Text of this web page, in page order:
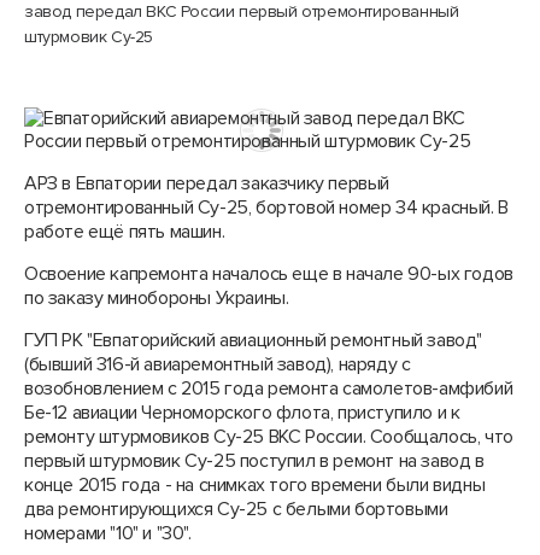
завод передал ВКС России первый отремонтированный
штурмовик Су-25
АРЗ в Евпатории передал заказчику первый
отремонтированный Су-25, бортовой номер 34 красный. В
работе ещё пять машин.
Освоение капремонта началось еще в начале 90-ых годов
по заказу минобороны Украины.
ГУП РК "Евпаторийский авиационный ремонтный завод"
(бывший 316-й авиаремонтный завод), наряду с
возобновлением с 2015 года ремонта самолетов-амфибий
Бе-12 авиации Черноморского флота, приступило и к
ремонту штурмовиков Су-25 ВКС России. Сообщалось, что
первый штурмовик Су-25 поступил в ремонт на завод в
конце 2015 года - на снимках того времени были видны
два ремонтирующихся Су-25 с белыми бортовыми
номерами "10" и "30".